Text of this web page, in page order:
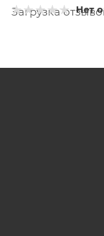
Нет
Загрузка